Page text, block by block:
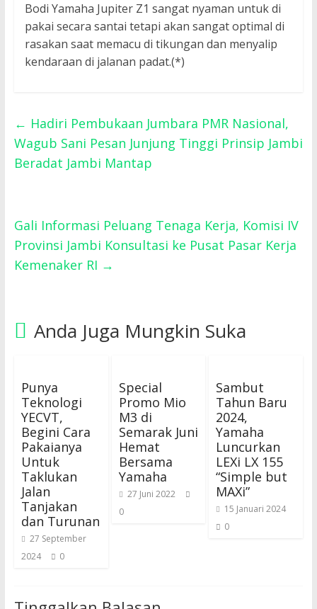
Bodi Yamaha Jupiter Z1 sangat nyaman untuk di
pakai secara santai tetapi akan sangat optimal di
rasakan saat memacu di tikungan dan menyalip
kendaraan di jalanan padat.(*)
← Hadiri Pembukaan Jumbara PMR Nasional,
Wagub Sani Pesan Junjung Tinggi Prinsip Jambi
Beradat Jambi Mantap
Gali Informasi Peluang Tenaga Kerja, Komisi IV
Provinsi Jambi Konsultasi ke Pusat Pasar Kerja
Kemenaker RI →
Anda Juga Mungkin Suka
Punya
Teknologi
YECVT,
Begini Cara
Pakaianya
Untuk
Taklukan
Jalan
Tanjakan
dan Turunan
27 September
2024
0
Special
Promo Mio
M3 di
Semarak Juni
Hemat
Bersama
Yamaha
27 Juni 2022
0
Sambut
Tahun Baru
2024,
Yamaha
Luncurkan
LEXi LX 155
“Simple but
MAXi”
15 Januari 2024
0